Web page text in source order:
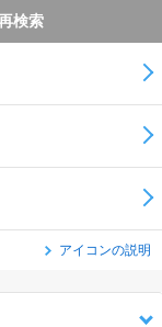
検索
アイコンの説明